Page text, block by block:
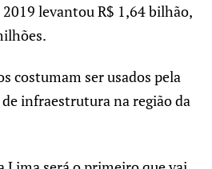
2019 levantou R$ 1,64 bilhão,
costumam ser usados pela
infraestrutura na região da